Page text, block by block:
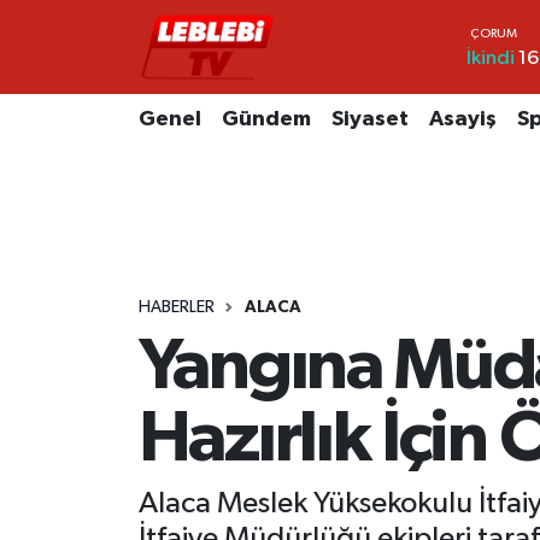
İkindi
Genel Gündem Siyaset Asayiş
HABERLER ALACA
Yangına
Hazırlık
Alaca Meslek Yüksekokulu
Hava Durumu
Tüm Manşetler
Son Dakika Haberleri
Haber Arşivi